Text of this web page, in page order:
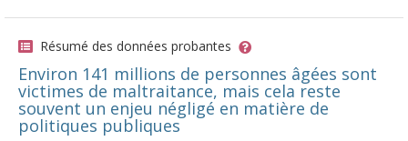
Résumé des données probantes
Environ 141 millions de personnes âgées sont
victimes de maltraitance, mais cela reste
souvent un enjeu négligé en matière de
politiques publiques